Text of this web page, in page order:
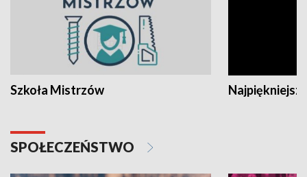
Szkoła Mistrzów
SPOŁECZEŃSTWO